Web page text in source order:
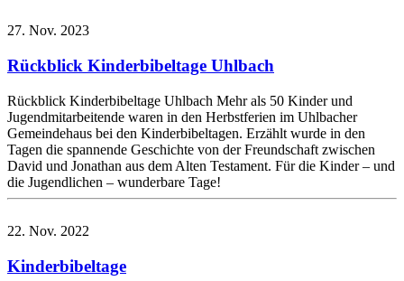
27. Nov. 2023
Rückblick Kinderbibeltage Uhlbach
Rückblick Kinderbibeltage Uhlbach Mehr als 50 Kinder und
Jugendmitarbeitende waren in den Herbstferien im Uhlbacher
Gemeindehaus bei den Kinderbibeltagen. Erzählt wurde in den
Tagen die spannende Geschichte von der Freundschaft zwischen
David und Jonathan aus dem Alten Testament. Für die Kinder – und
die Jugendlichen – wunderbare Tage!
22. Nov. 2022
Kinderbibeltage